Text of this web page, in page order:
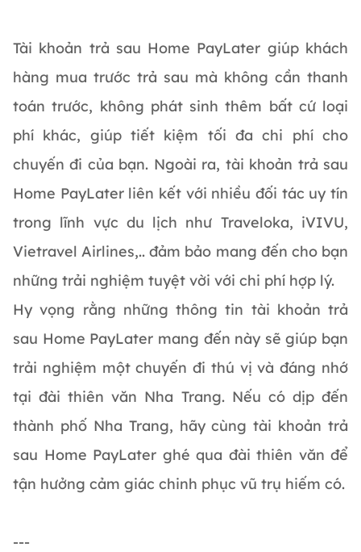
Tài khoản trả sau Home PayLater giúp khách
hàng mua trước trả sau mà không cần thanh
toán trước, không phát sinh thêm bất cứ loại
phí khác, giúp tiết kiệm tối đa chi phí cho
chuyến đi của bạn. Ngoài ra, tài khoản trả sau
Home PayLater liên kết với nhiều đối tác uy tín
trong lĩnh vực du lịch như Traveloka, iVIVU,
Vietravel Airlines,.. đảm bảo mang đến cho bạn
những trải nghiệm tuyệt vời với chi phí hợp lý.
Hy vọng rằng những thông tin tài khoản trả
sau Home PayLater mang đến này sẽ giúp bạn
trải nghiệm một chuyến đi thú vị và đáng nhớ
tại đài thiên văn Nha Trang. Nếu có dịp đến
thành phố Nha Trang, hãy cùng tài khoản trả
sau Home PayLater ghé qua đài thiên văn để
tận hưởng cảm giác chinh phục vũ trụ hiếm có.
---